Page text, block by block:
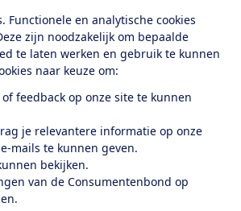
Functionele en analytische cookies
zijn noodzakelijk om bepaalde
te laten werken en gebruik te kunnen
naar keuze om:
feedback op onze site te kunnen
je relevantere informatie op onze
mails te kunnen geven.
bekijken.
van de Consumentenbond op
over de
Privacyverklaring
Toegankelijkheid